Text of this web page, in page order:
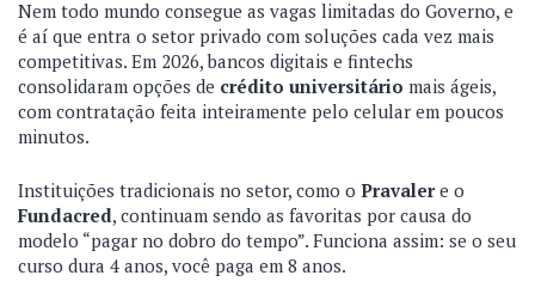
Nem todo mundo consegue as vagas limitadas do Governo, e
é aí que entra o setor privado com soluções cada vez mais
competitivas. Em 2026, bancos digitais e fintechs
consolidaram opções de crédito universitário mais ágeis,
com contratação feita inteiramente pelo celular em poucos
minutos.
Instituições tradicionais no setor, como o Pravalere o
Fundacred, continuam sendo as favoritas por causa do
modelo “pagar no dobro do tempo”. Funciona assim: se o seu
curso dura 4 anos, você paga em 8 anos.